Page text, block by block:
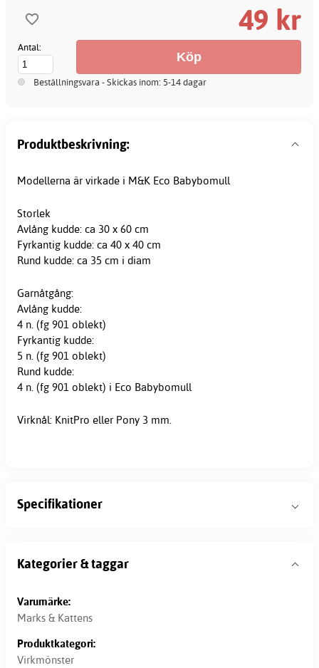
49 kr
Antal:
Beställningsvara - Skickas inom: 5-14 dagar
Produktbeskrivning:
Modellerna är virkade i M&K Eco Babybomull
Storlek
Avlång kudde: ca 30 x 60 cm
Fyrkantig kudde: ca 40 x 40 cm
Rund kudde: ca 35 cm i diam
Garnåtgång:
Avlång kudde:
4 n. (fg 901 oblekt)
Fyrkantig kudde:
5 n. (fg 901 oblekt)
Rund kudde:
4 n. (fg 901 oblekt) i Eco Babybomull
Virknål: KnitPro eller Pony 3 mm.
Specifikationer
Kategorier & taggar
Varumärke:
Marks & Kattens
Produktkategori:
Virkmönster